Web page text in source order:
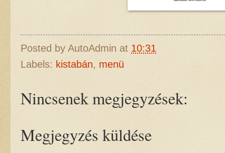
Posted by AutoAdmin at 10:31
Labels: kistabán, menü
Nincsenek megjegyzések:
Megjegyzés küldése